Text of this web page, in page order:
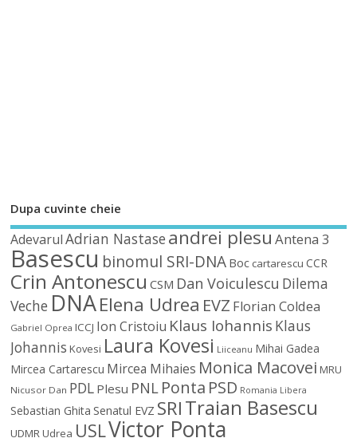
Dupa cuvinte cheie
Adevarul Adrian Nastaseandrei plesuAntena 3
Basescu binomul SRI-DNA Boc cartarescu CCR
Crin Antonescu CSM Dan Voiculescu Dilema
Veche DNAElena Udrea EVZ Florian Coldea
Gabriel Oprea ICCJ Ion Cristoiu Klaus Iohannis Klaus
Johannis Kovesi Laura Kovesi Liiceanu Mihai Gadea
Mircea Cartarescu Mircea Mihaies Monica Macovei MRU
Nicusor Dan PDL Plesu PNL Ponta PSD Romania Libera
Sebastian Ghita Senatul EVZ SRITraian Basescu
UDMRUdrea USLVictor Ponta